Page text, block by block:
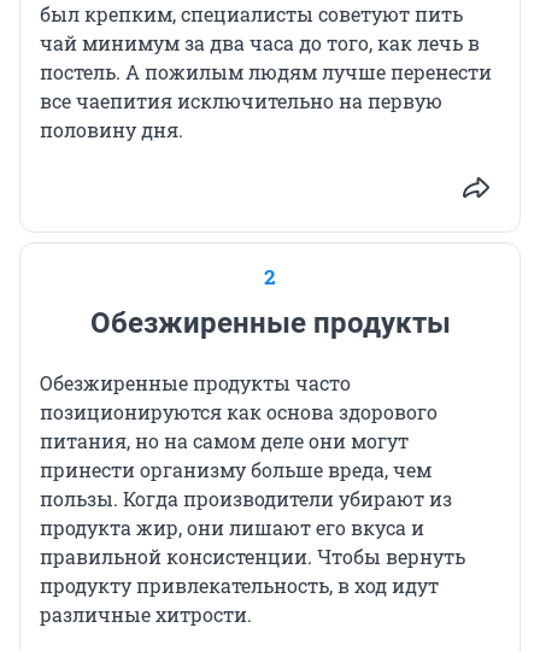
был крепким, специалисты советуют пить
чай минимум за два часа до того, как лечь в
постель. А пожилым людям лучше перенести
все чаепития исключительно на первую
половину дня.
2
Обезжиренные продукты
Обезжиренные продукты часто
позиционируются как основа здорового
питания, но на самом деле они могут
принести организму больше вреда, чем
пользы. Когда производители убирают из
продукта жир, они лишают его вкуса и
правильной консистенции. Чтобы вернуть
продукту привлекательность, в ход идут
различные хитрости.